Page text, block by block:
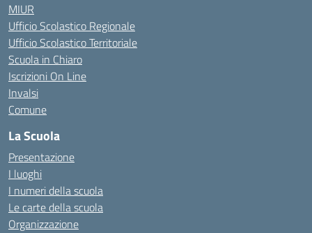
MIUR
Ufficio Scolastico Regionale
Ufficio Scolastico Territoriale
Scuola in Chiaro
Iscrizioni On Line
Invalsi
Comune
La Scuola
Presentazione
I luoghi
I numeri della scuola
Le carte della scuola
Organizzazione